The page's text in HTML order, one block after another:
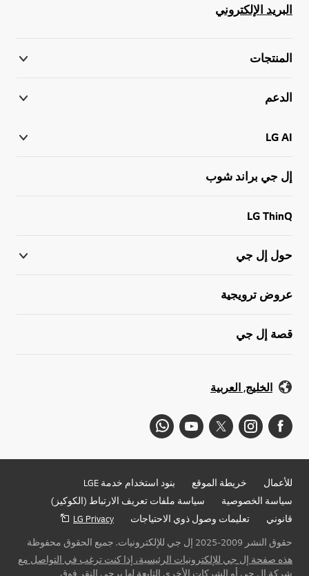
البريد الإلكتروني
المنتجات
الدعم
LG AI
إل جي براند شوب
LG ThinQ
حول إل جي
عروض ترويجية
قصة إل جي
الخليج, العربية
للأعمال خريطة الموقع
بنود استخدام خدمة LGE
سياسة الخصوصية
سياسة ملفات تعريف الارتباط (الكوكيز)
قانوني
تعليمات وصول ذوي الاحتياجات
LG Privacy
حقوق النشر 2009-2025 إل جي للإلكترونيات. جميع الحقوق محفوظة
هذه صفحة إل جي للإلكترونيات الرئيسية، إذا كنت ترغب في التواصل مع
شركة إل جي أو الشركات الأخرى التابعة لها يرجى النقر فوق